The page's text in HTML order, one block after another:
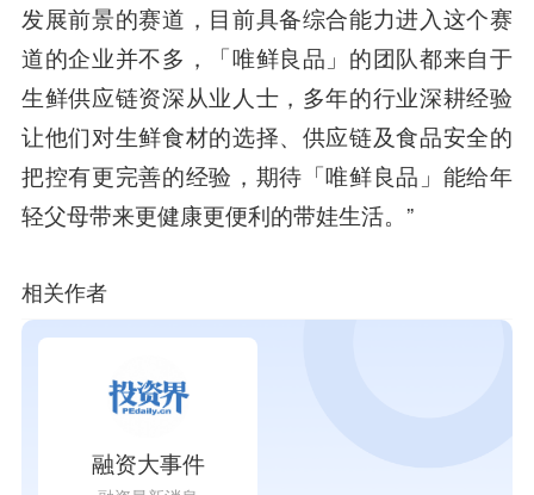
发展前景的赛道，目前具备综合能力进入这个赛
道的企业并不多，「唯鲜良品」的团队都来自于
生鲜供应链资深从业人士，多年的行业深耕经验
让他们对生鲜食材的选择、供应链及食品安全的
把控有更完善的经验，期待「唯鲜良品」能给年
轻父母带来更健康更便利的带娃生活。”
相关作者
融资大事件